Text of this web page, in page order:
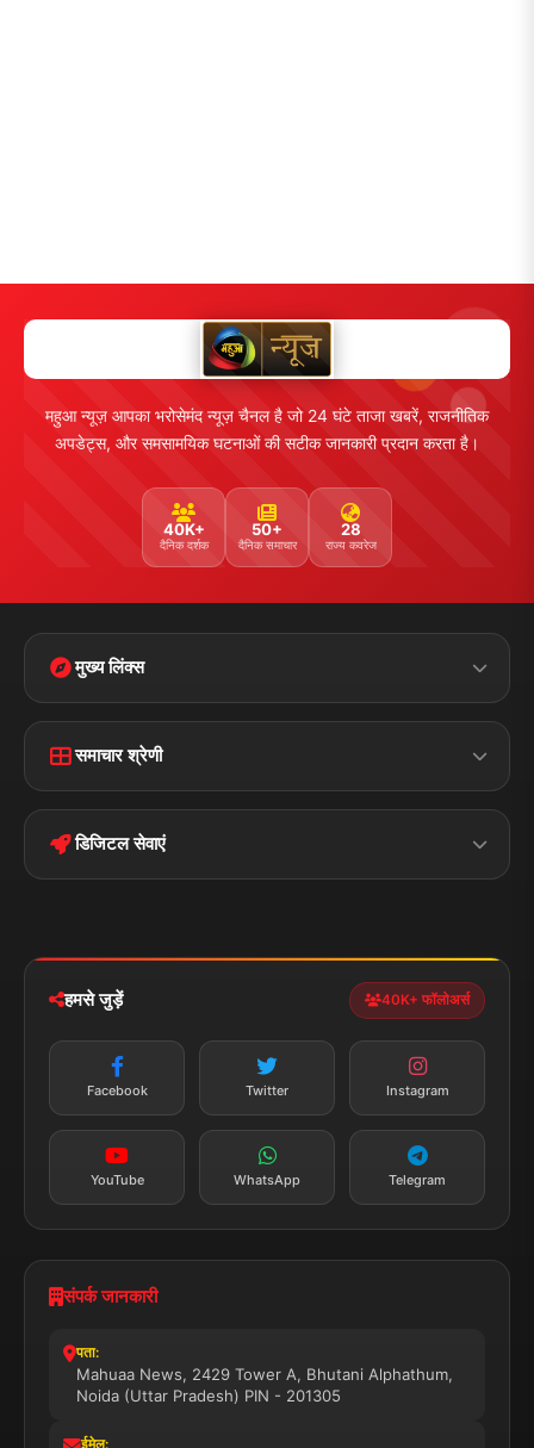
महुआ न्यूज़ आपका भरोसेमंद न्यूज़ चैनल है जो 24 घंटे ताजा खबरें, राजनीतिक
अपडेट्स, और समसामयिक घटनाओं की सटीक जानकारी प्रदान करता है।
40K+
दैनिक दर्शक
50+
दैनिक समाचार
28
राज्य कवरेज
मुख्य लिंक्स
Disclaimer
Terms &
Privacy Policy
समाचार श्रेणी
पॉलिटिकल झारखण्ड
डिजिटल सेवाएं
न्यूज़ अलर्ट
सब्सक्राइब करें
हमसे जुड़ें 40K+ फॉलोअर्स
Facebook Twitter Instagram
YouTube WhatsApp Telegram
संपर्क जानकारी
पता:
Mahuaa News, 2429 Tower A, Bhutani Alphathum,
Noida (Uttar Pradesh) PIN - 201305
ईमेल: